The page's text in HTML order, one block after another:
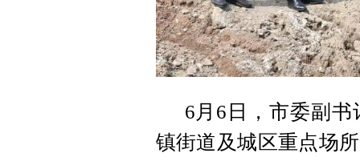
6月6日，市委副
镇街道及城区重点场